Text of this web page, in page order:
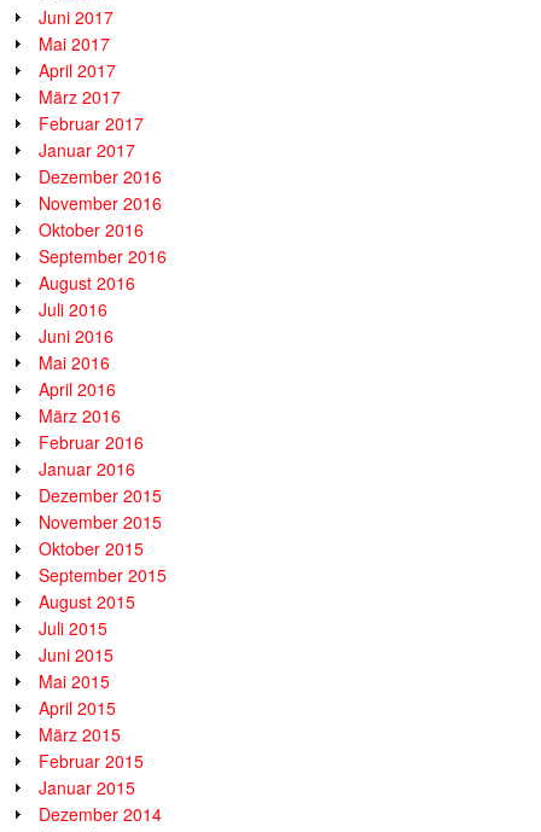
Juni 2017
Mai 2017
April 2017
März 2017
Februar 2017
Januar 2017
Dezember 2016
November 2016
Oktober 2016
September 2016
August 2016
Juli 2016
Juni 2016
Mai 2016
April 2016
März 2016
Februar 2016
Januar 2016
Dezember 2015
November 2015
Oktober 2015
September 2015
August 2015
Juli 2015
Juni 2015
Mai 2015
April 2015
März 2015
Februar 2015
Januar 2015
Dezember 2014